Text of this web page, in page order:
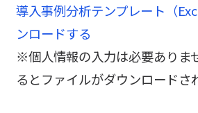
導入事例分析テンプレート（
ンロードする
※個人情報の入力は必要ありま
るとファイルがダウンロードさ